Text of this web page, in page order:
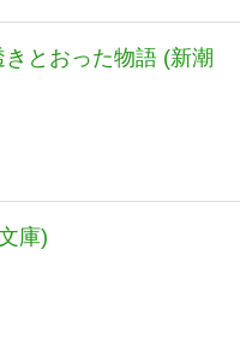
とおった物語 (新潮
庫)